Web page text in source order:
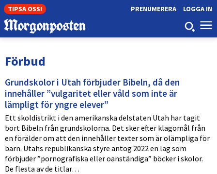
TIPSA OSS! LOGGA IN
PRENUMERERA
Förbud
Grundskolor i Utah förbjuder Bibeln, då den
innehåller ”vulgaritet eller våld som inte är
lämpligt för yngre elever”
Ett skoldistrikt i den amerikanska delstaten Utah har tagit
bort Bibeln från grundskolorna. Det sker efter klagomål från
en förälder om att den innehåller texter som är olämpliga för
barn. Utahs republikanska styre antog 2022 en lag som
förbjuder ”pornografiska eller oanständiga” böcker i skolor.
De flesta av de titlar…